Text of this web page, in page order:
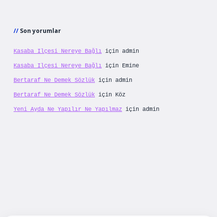
Son yorumlar
Kasaba Ilçesi Nereye Bağlı için admin
Kasaba Ilçesi Nereye Bağlı için Emine
Bertaraf Ne Demek Sözlük için admin
Bertaraf Ne Demek Sözlük için Köz
Yeni Ayda Ne Yapılır Ne Yapılmaz için admin